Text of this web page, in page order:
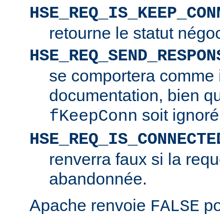
retourne le statut
se comportera
documentation, bien
fKeepConn soit
renverra faux si la
abandonnée.
Apache renvoie FALSE